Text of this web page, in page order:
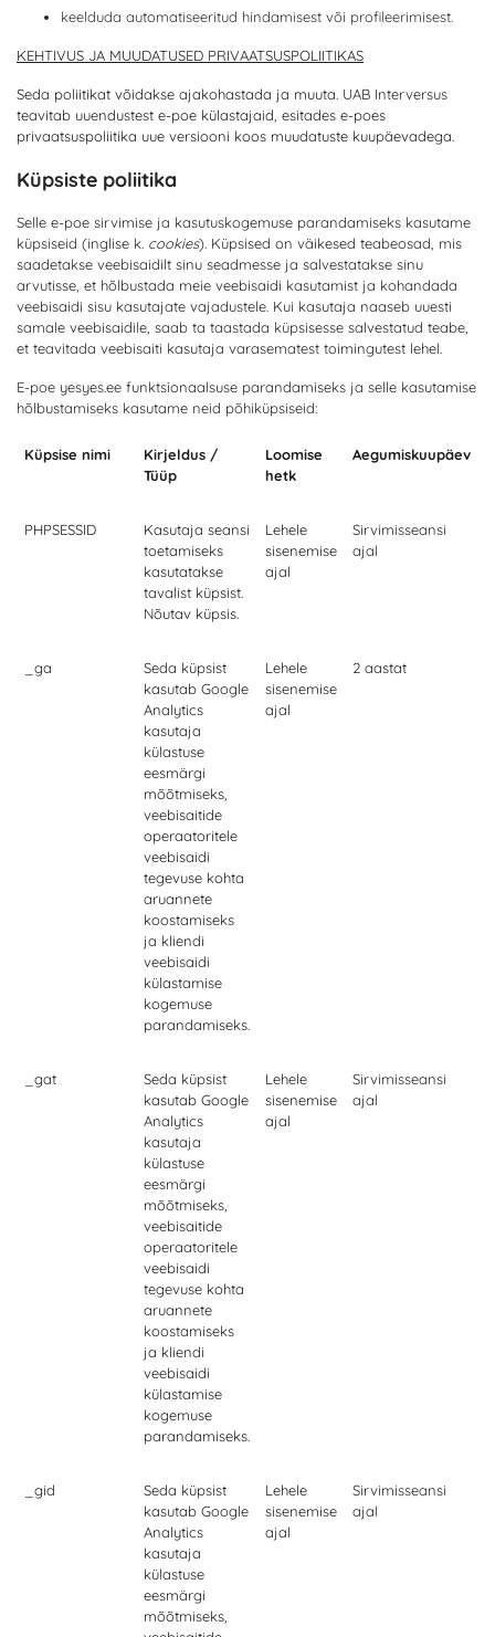
keelduda automatiseeritud hindamisest või profileerimisest.
KEHTIVUS JA MUUDATUSED PRIVAATSUSPOLIITIKAS
Seda poliitikat võidakse ajakohastada ja muuta. UAB Interversus
teavitab uuendustest e-poe külastajaid, esitades e-poes
privaatsuspoliitika uue versiooni koos muudatuste kuupäevadega.
Küpsiste poliitika
Selle e-poe sirvimise ja kasutuskogemuse parandamiseks kasutame
küpsiseid (inglise k. cookies). Küpsised on väikesed teabeosad, mis
saadetakse veebisaidilt sinu seadmesse ja salvestatakse sinu
arvutisse, et hõlbustada meie veebisaidi kasutamist ja kohandada
veebisaidi sisu kasutajate vajadustele. Kui kasutaja naaseb uuesti
samale veebisaidile, saab ta taastada küpsisesse salvestatud teabe,
et teavitada veebisaiti kasutaja varasematest toimingutest lehel.
E-poe yesyes.ee funktsionaalsuse parandamiseks ja selle kasutamise
hõlbustamiseks kasutame neid põhiküpsiseid:
Küpsise nimi
Kirjeldus /
Tüüp
Loomise
hetk
Aegumiskuupäev
PHPSESSID
Kasutaja seansi
toetamiseks
kasutatakse
tavalist küpsist.
Nõutav küpsis.
Lehele
sisenemise
ajal
Sirvimisseansi
ajal
_ga
Seda küpsist
kasutab Google
Analytics
kasutaja
külastuse
eesmärgi
mõõtmiseks,
veebisaitide
operaatoritele
veebisaidi
tegevuse kohta
aruannete
koostamiseks
ja kliendi
veebisaidi
külastamise
kogemuse
parandamiseks.
Lehele
sisenemise
ajal
2 aastat
_gat
Seda küpsist
kasutab Google
Analytics
kasutaja
külastuse
eesmärgi
mõõtmiseks,
veebisaitide
operaatoritele
veebisaidi
tegevuse kohta
aruannete
koostamiseks
ja kliendi
veebisaidi
külastamise
kogemuse
parandamiseks.
Lehele
sisenemise
ajal
Sirvimisseansi
ajal
_gid
Seda küpsist
kasutab Google
Analytics
kasutaja
külastuse
eesmärgi
mõõtmiseks,
Lehele
sisenemise
ajal
Sirvimisseansi
ajal